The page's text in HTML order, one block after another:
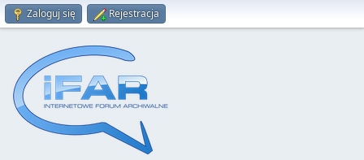
Zaloguj się Rejestracja